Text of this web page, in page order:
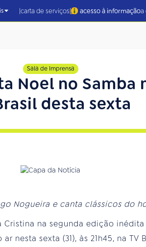
|carta de serviços| acesso à informaçãoa
Sala de Imprensa
Noel no Samba
desta sexta
Nogueira e canta clássicos do
Cristina na segunda edição
nesta sexta (31), às 21h45, na TV